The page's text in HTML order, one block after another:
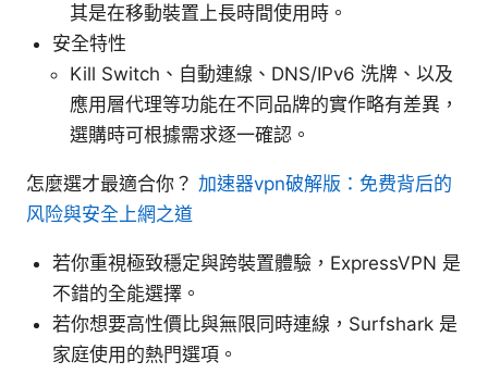
其是在移動裝置上長時間使用時。
安全特性
Kill Switch、自動連線、DNS/IPv6 洗牌、以及
應用層代理等功能在不同品牌的實作略有差異，
選購時可根據需求逐一確認。
怎麼選才最適合你？ 加速器vpn破解版：免费背后的
风险與安全上網之道
若你重視極致穩定與跨裝置體驗，ExpressVPN 是
不錯的全能選擇。
若你想要高性價比與無限同時連線，Surfshark 是
家庭使用的熱門選項。